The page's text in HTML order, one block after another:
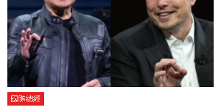
國際總經